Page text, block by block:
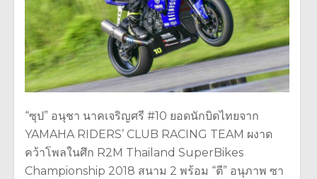
“ซุป” อนุชา นาคเจริญศรี #10 ยอดนักบิดไทยจาก
YAMAHA RIDERS’ CLUB RACING TEAM ผงาด
คว้าโพลในศึก R2M Thailand SuperBikes
Championship 2018 สนาม 2 พร้อม “ตี” อนุภาพ ซา